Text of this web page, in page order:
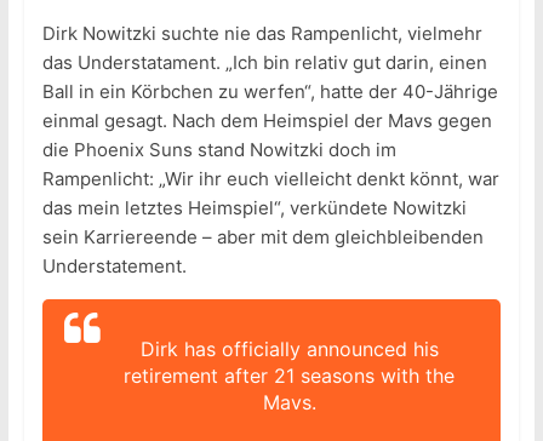
Dirk Nowitzki suchte nie das Rampenlicht, vielmehr
das Understatament. „Ich bin relativ gut darin, einen
Ball in ein Körbchen zu werfen“, hatte der 40-Jährige
einmal gesagt. Nach dem Heimspiel der Mavs gegen
die Phoenix Suns stand Nowitzki doch im
Rampenlicht: „Wir ihr euch vielleicht denkt könnt, war
das mein letztes Heimspiel“, verkündete Nowitzki
sein Karriereende – aber mit dem gleichbleibenden
Understatement.
Dirk has officially announced his
retirement after 21 seasons with the
Mavs.